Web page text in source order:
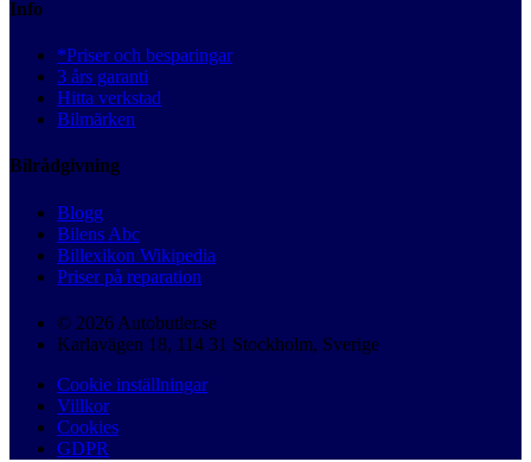
Info
*Priser och besparingar
3 års garanti
Hitta verkstad
Bilmärken
Bilrådgivning
Blogg
Bilens Abc
Billexikon Wikipedia
Priser på reparation
© 2026 Autobutler.se
Karlavägen 18, 114 31 Stockholm, Sverige
Cookie inställningar
Villkor
Cookies
GDPR